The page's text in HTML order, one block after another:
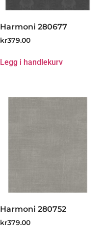
Harmoni 280677
kr379.00
Legg i handlekurv
Harmoni 280752
kr379.00